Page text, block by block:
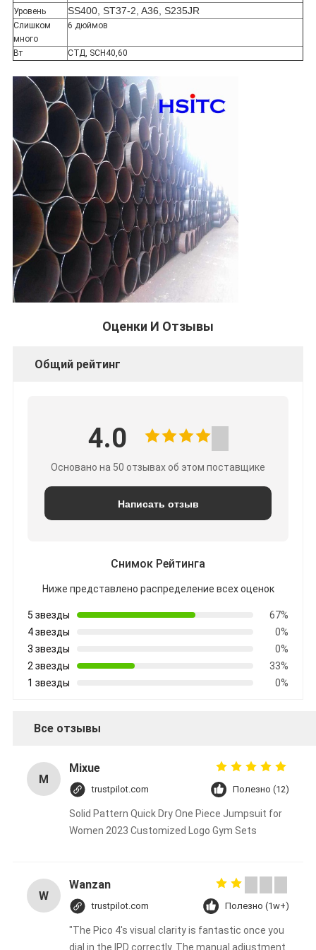
Уровень
SS400, ST37-2, A36, S235JR
Слишком
много
6 дюймов
Вт СТД, SCH40,60
Оценки И Отзывы
Общий рейтинг
4.0
Основано на 50 отзывах об этом поставщике
Написать отзыв
Снимок Рейтинга
Ниже представлено распределение всех оценок
5 звезды
67%
4 звезды
0%
3 звезды
0%
2 звезды
33%
1 звезды
0%
Все отзывы
M
Mixue
trustpilot.com Полезно (12)
Solid Pattern Quick Dry One Piece Jumpsuit for
Women 2023 Customized Logo Gym Sets
W
Wanzan
trustpilot.com Полезно (1w+)
"The Pico 4's visual clarity is fantastic once you
dial in the IPD correctly. The manual adjustment